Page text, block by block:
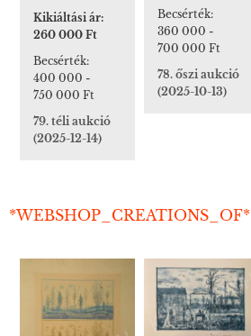
Kikiáltási ár:
260 000 Ft
Becsérték:
400 000 -
750 000 Ft
79. téli aukció
(2025-12-14)
Becsérték:
360 000 -
700 000 Ft
78. őszi aukció
(2025-10-13)
*WEBSHOP_CREATIONS_OF*